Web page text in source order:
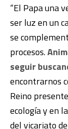
“El Papa una
ser luz en un
se
procesos.
seguir
encontrarnos
Reino
ecología y en
del vicariato